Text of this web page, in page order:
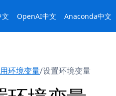
OpenAI中文 Anaconda中文
环境变量/设置环境变量